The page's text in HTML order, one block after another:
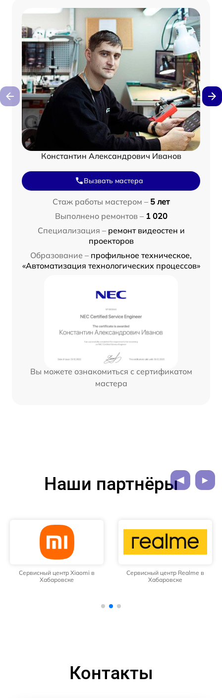
Константин Александрович Иванов
Вызвать мастера
Стаж работы мастером – 5 лет
Выполнено ремонтов – 1 020
Специализация – ремонт видеостен и
проекторов
Образование – профильное техническое,
«Автоматизация технологических процессов»
Вы можете ознакомиться с сертификатом
мастера
Наши партнёры
Сервисный центр Xiaomi в
Хабаровске
Сервисный центр Realme в
Хабаровске
Контакты